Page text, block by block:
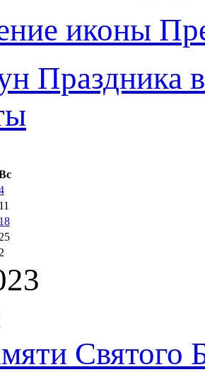
иконы
Праздника
11
18
25
2
Святого